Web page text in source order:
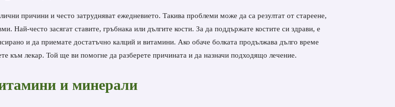
причини и често затрудняват ежедневието. Такива проблеми може да са резултат от стареене,
Най-често засягат ставите, гръбнака или дългите кости. За да поддържате костите си здрави, е
и да приемате достатъчно калций и витамини. Ако обаче болката продължава дълго време
към лекар. Той ще ви помогне да разберете причината и да назначи подходящо лечение.
и минерали